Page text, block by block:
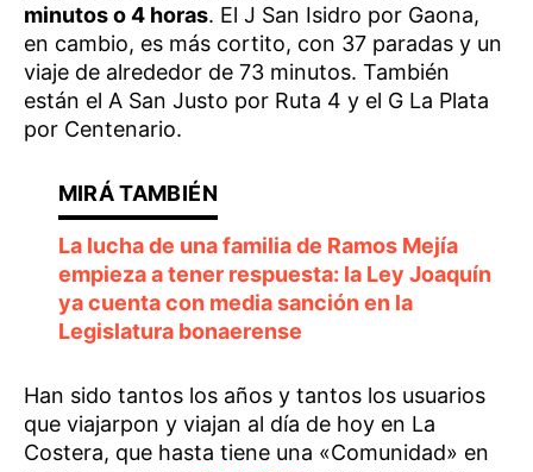
minutos o 4 horas. El J San Isidro por Gaona,
en cambio, es más cortito, con 37 paradas y un
viaje de alrededor de 73 minutos. También
están el A San Justo por Ruta 4 y el G La Plata
por Centenario.
La lucha de una familia de Ramos Mejía
empieza a tener respuesta: la Ley Joaquín
ya cuenta con media sanción en la
Legislatura bonaerense
Han sido tantos los años y tantos los usuarios
que viajarpon y viajan al día de hoy en La
Costera, que hasta tiene una «Comunidad» en